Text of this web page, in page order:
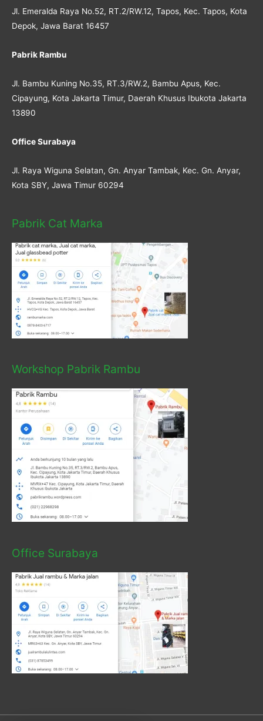
Jl. Emeralda Raya No.52, RT.2/RW.12, Tapos, Kec. Tapos, Kota
Depok, Jawa Barat 16457
Pabrik Rambu
Jl. Bambu Kuning No.35, RT.3/RW.2, Bambu Apus, Kec.
Cipayung, Kota Jakarta Timur, Daerah Khusus Ibukota Jakarta
13890
Office Surabaya
Jl. Raya Wiguna Selatan, Gn. Anyar Tambak, Kec. Gn. Anyar,
Kota SBY, Jawa Timur 60294
Pabrik Cat Marka
Workshop Pabrik Rambu
Office Surabaya